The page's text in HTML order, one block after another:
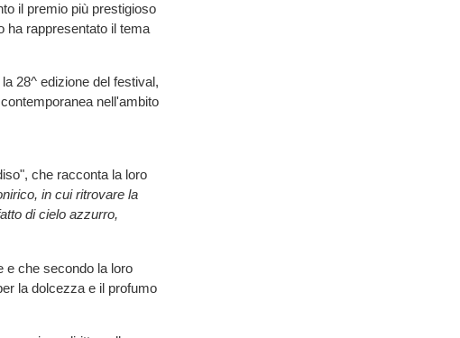
il premio più prestigioso
ha rappresentato il tema
28^ edizione del festival,
nell'ambito
che racconta la loro
in cui ritrovare la
di cielo azzurro,
e che secondo la loro
la dolcezza e il profumo